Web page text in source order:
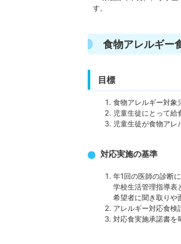
す。
食物アレルギー
目標
食物アレルギー対象
児童生徒にとって給
児童生徒が食物アレ
対応実施の基準
年1回の医師の診断
学校生活管理指導表
希望者に聞き取りや
アレルギー対応食検
対応食実施承諾書を